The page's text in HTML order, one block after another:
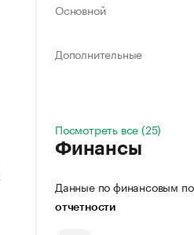
Основной
Дополнительные
Посмотреть все (25)
Финансы
Данные по финансовым
отчетности